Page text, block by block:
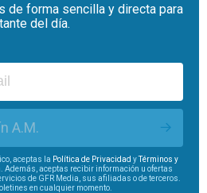
de forma sencilla y directa para
del día.
A.M.
aceptas la Política de Privacidad yTérminos y
Además, aceptas recibir información u ofertas
de GFR Media, sus afiliadas o de terceros.
en cualquier momento.